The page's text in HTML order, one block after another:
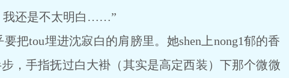
还是不太明白……”
tou埋进沈寂白的肩膀里。她shen上nong1郁的香
，手指抚过白大褂（其实是高定西装）下那个微微